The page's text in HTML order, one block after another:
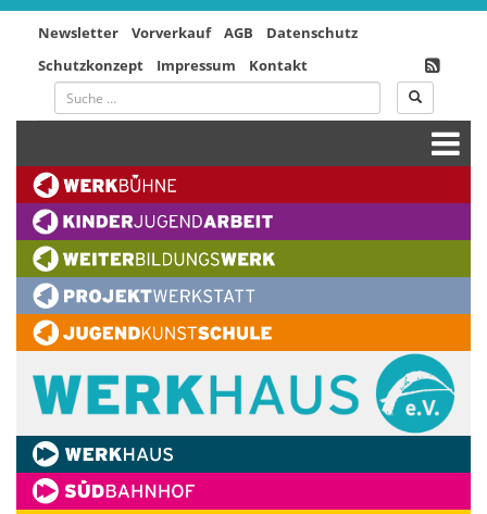
Newsletter Vorverkauf AGB
Datenschutz
Schutzkonzept
Impressum Kontakt